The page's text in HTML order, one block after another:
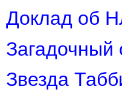
Доклад об
Загадочный
Звезда